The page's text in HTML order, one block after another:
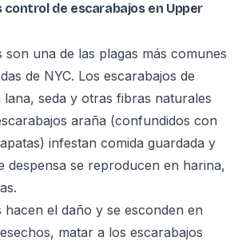
de escarabajos en Upper
son una de las plagas más comunes
de NYC. Los escarabajos de
seda y otras fibras naturales
araña (confundidos con
infestan comida guardada y
despensa se reproducen en harina,
hacen el daño y se esconden en
matar a los escarabajos